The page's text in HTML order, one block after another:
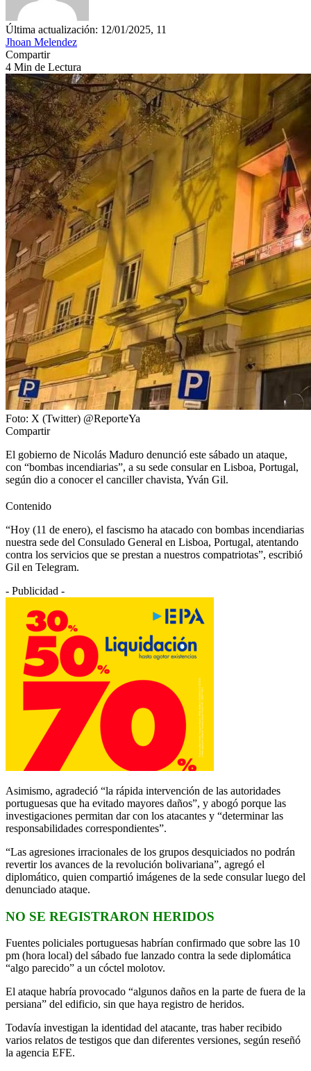
Última actualización: 12/01/2025, 11
Jhoan Melendez
Compartir
4 Min de Lectura
Foto: X (Twitter) @ReporteYa
Compartir
El gobierno de Nicolás Maduro denunció este sábado un ataque,
con “bombas incendiarias”, a su sede consular en Lisboa, Portugal,
según dio a conocer el canciller chavista, Yván Gil.
Contenido
“Hoy (11 de enero), el fascismo ha atacado con bombas incendiarias
nuestra sede del Consulado General en Lisboa, Portugal, atentando
contra los servicios que se prestan a nuestros compatriotas”, escribió
Gil en Telegram.
- Publicidad -
Asimismo, agradeció “la rápida intervención de las autoridades
portuguesas que ha evitado mayores daños”, y abogó porque las
investigaciones permitan dar con los atacantes y “determinar las
responsabilidades correspondientes”.
“Las agresiones irracionales de los grupos desquiciados no podrán
revertir los avances de la revolución bolivariana”, agregó el
diplomático, quien compartió imágenes de la sede consular luego del
denunciado ataque.
NO SE REGISTRARON HERIDOS
Fuentes policiales portuguesas habrían confirmado que sobre las 10
pm (hora local) del sábado fue lanzado contra la sede diplomática
“algo parecido” a un cóctel molotov.
El ataque habría provocado “algunos daños en la parte de fuera de la
persiana” del edificio, sin que haya registro de heridos.
Todavía investigan la identidad del atacante, tras haber recibido
varios relatos de testigos que dan diferentes versiones, según reseñó
la agencia EFE.